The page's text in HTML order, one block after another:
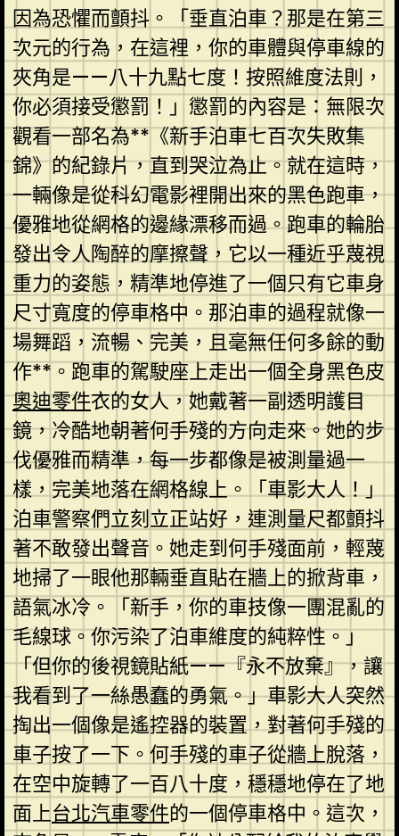
因為恐懼而顫抖。「垂直泊車？那是在第三
次元的行為，在這裡，你的車體與停車線的
夾角是——八十九點七度！按照維度法則，
你必須接受懲罰！」懲罰的內容是：無限次
觀看一部名為**《新手泊車七百次失敗集
錦》的紀錄片，直到哭泣為止。就在這時，
一輛像是從科幻電影裡開出來的黑色跑車，
優雅地從網格的邊緣漂移而過。跑車的輪胎
發出令人陶醉的摩擦聲，它以一種近乎蔑視
重力的姿態，精準地停進了一個只有它車身
尺寸寬度的停車格中。那泊車的過程就像一
場舞蹈，流暢、完美，且毫無任何多餘的動
作**。跑車的駕駛座上走出一個全身黑色皮
奧迪零件衣的女人，她戴著一副透明護目
鏡，冷酷地朝著何手殘的方向走來。她的步
伐優雅而精準，每一步都像是被測量過一
樣，完美地落在網格線上。「車影大人！」
泊車警察們立刻立正站好，連測量尺都顫抖
著不敢發出聲音。她走到何手殘面前，輕蔑
地掃了一眼他那輛垂直貼在牆上的掀背車，
語氣冰冷。「新手，你的車技像一團混亂的
毛線球。你污染了泊車維度的純粹性。」
「但你的後視鏡貼紙——『永不放棄』，讓
我看到了一絲愚蠢的勇氣。」車影大人突然
掏出一個像是遙控器的裝置，對著何手殘的
車子按了一下。何手殘的車子從牆上脫落，
在空中旋轉了一百八十度，穩穩地停在了地
面上台北汽車零件的一個停車格中。這次，